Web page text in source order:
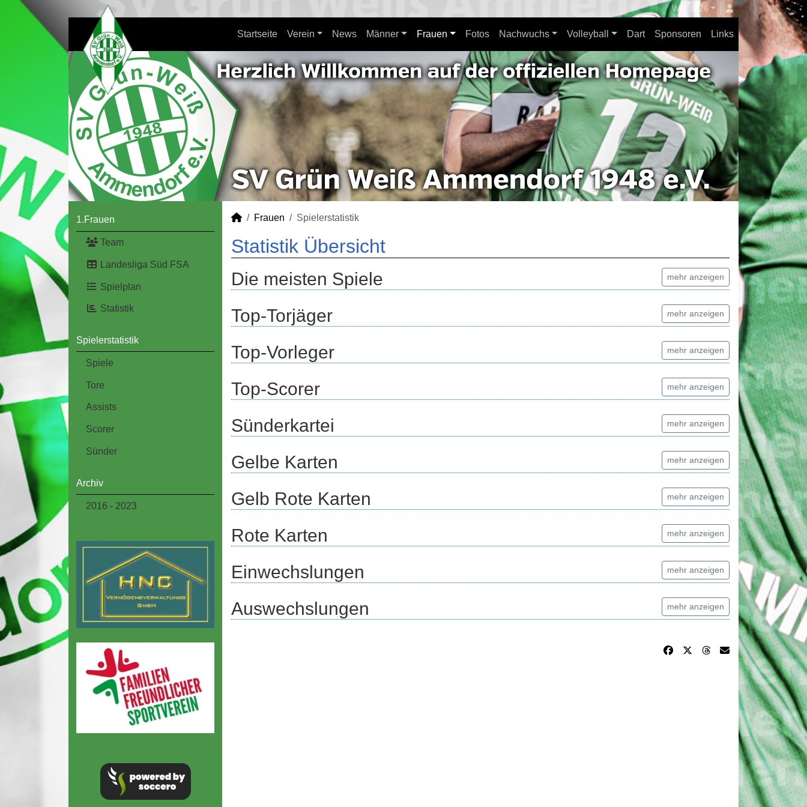
WM 2026
Startseite Verein News Männer Frauen Fotos Nachwuchs Volleyball Dart Sponsoren Links
1.Frauen
Team
Landesliga Süd FSA
Spielplan
Statistik
Spielerstatistik
Spiele
Tore
Assists
Scorer
Sünder
Archiv
2016 - 2023
Frauen Spielerstatistik
Statistik Übersicht
Die meisten Spiele mehr anzeigen
Top-Torjäger mehr anzeigen
Top-Vorleger mehr anzeigen
Top-Scorer mehr anzeigen
Sünderkartei mehr anzeigen
Gelbe Karten mehr anzeigen
Gelb Rote Karten mehr anzeigen
Rote Karten mehr anzeigen
Einwechslungen mehr anzeigen
Auswechslungen mehr anzeigen